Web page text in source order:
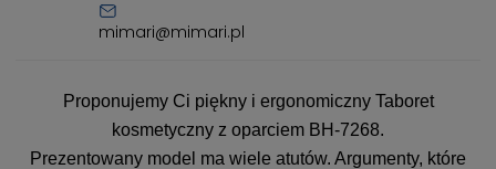
mimari@mimari.pl
Proponujemy Ci piękny i ergonomiczny Taboret
kosmetyczny z oparciem BH-7268.
Prezentowany model ma wiele atutów. Argumenty, które